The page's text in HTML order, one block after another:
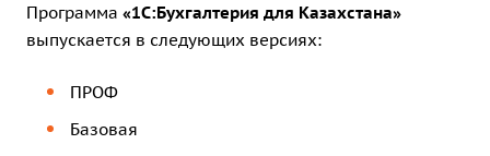
Программа «1C:Бухгалтерия для Казахстана»
выпускается в следующих версиях:
ПРОФ
Базовая